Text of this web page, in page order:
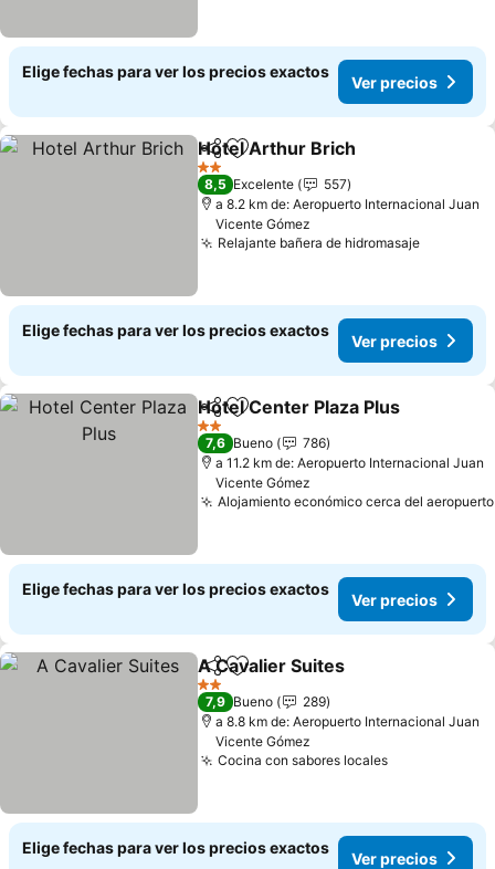
Elige fechas para ver los precios exactos
Ver precios
CompartirAgregar a favoritos
Hotel Arthur Brich
2 Estrellas
8,5 Excelente
557
a 8.2 km de: Aeropuerto Internacional Juan
Vicente Gómez
Relajante bañera de hidromasajeVer
Elige fechas para ver los precios exactos
Ver precios
CompartirAgregar a favoritos
Hotel Center Plaza Plus
2 Estrellas
7,6 Bueno
786
a 11.2 km de: Aeropuerto Internacional Juan
Vicente Gómez
Alojamiento económico cerca del aeropuerto
Elige fechas para ver los precios exactos
Ver precios
CompartirAgregar a favoritos
A Cavalier Suites
2 Estrellas
7,9 Bueno
289
a 8.8 km de: Aeropuerto Internacional Juan
Vicente Gómez
Cocina con sabores localesVer precios
Elige fechas para ver los precios exactos
Ver precios